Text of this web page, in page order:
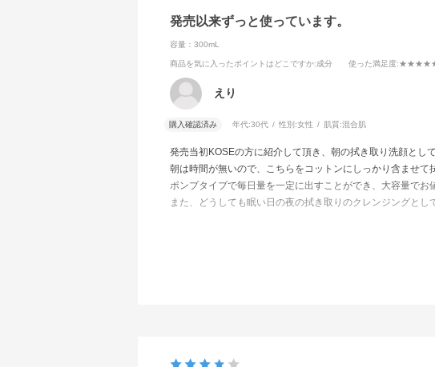
発売以来ずっと使っています。
容量：300mL
商品を気に入ったポイントはどこですか:成分 使った満足度
えり
購入確認済み 年代:30代 性別:女性 肌質:混合肌
発売当初KOSEの方に紹介して頂き、朝の拭き取り洗顔とし
朝は時間が無いので、こちらをコットンにしっかり含ませて
ポンプタイプで毎日量を一定に出すことができ、大容量でお
また、どうしても眠い日の夜の拭き取りのクレンジングと